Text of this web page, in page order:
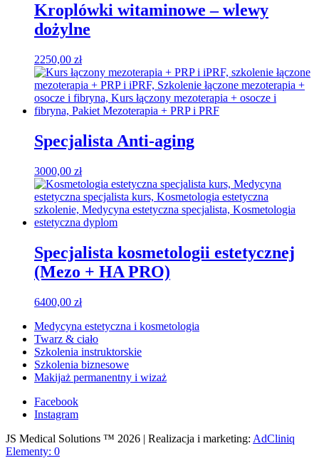
Kroplówki witaminowe – wlewy
dożylne
2250,00 zł
Specjalista Anti-aging
3000,00 zł
Specjalista kosmetologii estetycznej
(Mezo + HA PRO)
6400,00 zł
Medycyna estetyczna i kosmetologia
Twarz & ciało
Szkolenia instruktorskie
Szkolenia biznesowe
Makijaż permanentny i wizaż
Facebook
Instagram
JS Medical Solutions ™ 2026 | Realizacja i marketing: AdCliniq
Elementy: 0